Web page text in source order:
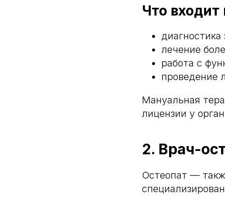
Что входит
диагностика
лечение
работа с
проведение
Мануальная
лицензии у
2. Врач-
Остеопат —